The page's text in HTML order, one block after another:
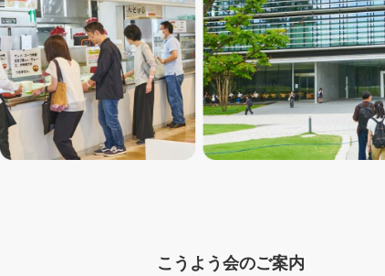
こうよう会のご案内